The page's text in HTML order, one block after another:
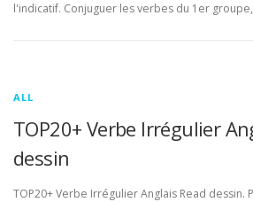
l'indicatif. Conjuguer les verbes du 1er
ALL
TOP20+ Verbe Irrégulier
dessin
TOP20+ Verbe Irrégulier Anglais Read dessin.